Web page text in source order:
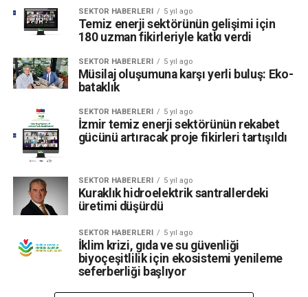
SEKTÖR HABERLERI 5 yıl ago
Temiz enerji sektörünün gelişimi için
180 uzman fikirleriyle katkı verdi
SEKTÖR HABERLERI 5 yıl ago
Müsilaj oluşumuna karşı yerli buluş: Eko-
bataklık
SEKTÖR HABERLERI 5 yıl ago
İzmir temiz enerji sektörünün rekabet
gücünü artıracak proje fikirleri tartışıldı
SEKTÖR HABERLERI 5 yıl ago
Kuraklık hidroelektrik santrallerdeki
üretimi düşürdü
SEKTÖR HABERLERI 5 yıl ago
İklim krizi, gıda ve su güvenliği
biyoçeşitlilik için ekosistemi yenileme
seferberliği başlıyor